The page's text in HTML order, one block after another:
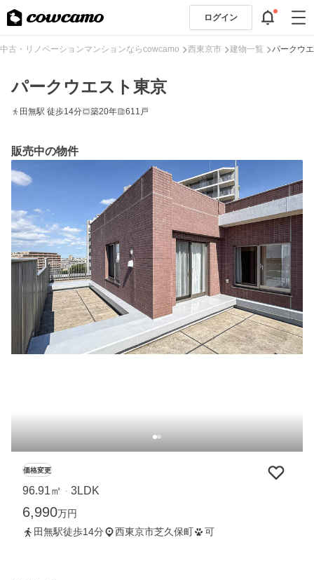
ログイン
中古・リノベーションマンションならcowcamo 西東京市 建物一覧 パークウ
パークウエスト東京
田無駅 徒歩14分 築20年 611戸
販売中の物件
価格変更
96.91㎡ ・ 3LDK
6,990万円
田無駅徒歩14分
西東京市芝久保町 可